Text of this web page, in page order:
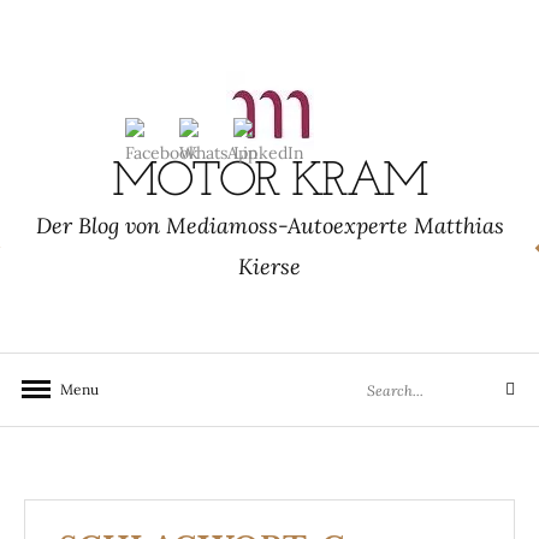
MOTOR KRAM
Der Blog von Mediamoss-Autoexperte Matthias
Kierse
Menu
for:
Search